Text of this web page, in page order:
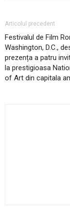
Articolul precedent
Festivalul de Film
Washington, D.C.,
prezența a patru
la prestigioasa
of Art din capitala